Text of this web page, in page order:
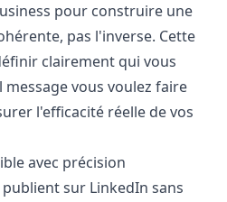
pour construire une
pas l'inverse. Cette
clairement qui vous
message vous voulez faire
l'efficacité réelle de vos
avec précision
sur LinkedIn sans